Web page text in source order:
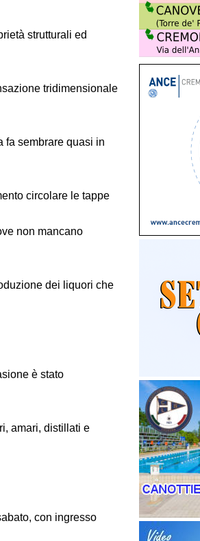
strutturali ed
tridimensionale
fa sembrare quasi in
circolare le tappe
non mancano
dei liquori che
è stato
amari, distillati e
con ingresso